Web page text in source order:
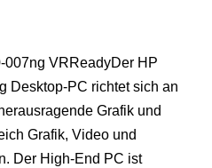
Der HP
Desktop-PC richtet sich an
Grafik und
Grafik, Video und
Der High-End PC ist